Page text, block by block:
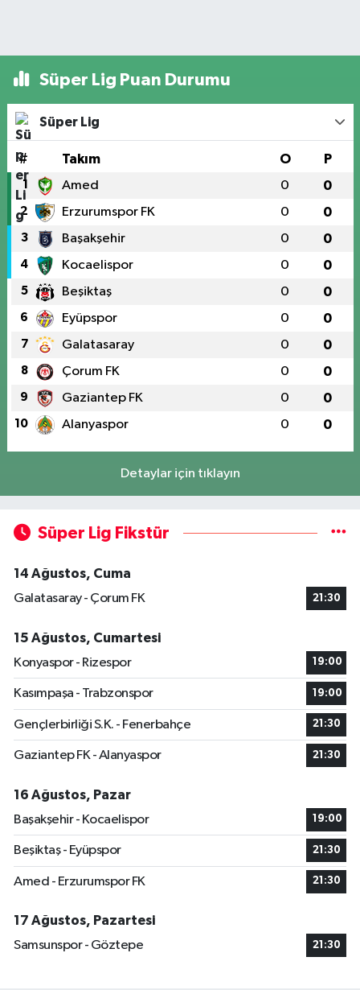
Süper Lig Puan Durumu
Süper Lig
# Takım O P
1 Amed 0 0
2 Erzurumspor FK 0 0
3 Başakşehir 0 0
4 Kocaelispor 0 0
5 Beşiktaş 0 0
6 Eyüpspor 0 0
7 Galatasaray 0 0
8 Çorum FK 0 0
9 Gaziantep FK 0 0
10 Alanyaspor 0 0
Detaylar için tıklayın
Süper Lig Fikstür
14 Ağustos, Cuma
Galatasaray - Çorum FK
21:30
15 Ağustos, Cumartesi
Konyaspor - Rizespor
19:00
Kasımpaşa - Trabzonspor 19:00
Gençlerbirliği S.K. - Fenerbahçe 21:30
Gaziantep FK - Alanyaspor 21:30
16 Ağustos, Pazar
Başakşehir - Kocaelispor
19:00
Beşiktaş - Eyüpspor 21:30
Amed - Erzurumspor FK 21:30
17 Ağustos, Pazartesi
Samsunspor - Göztepe
21:30